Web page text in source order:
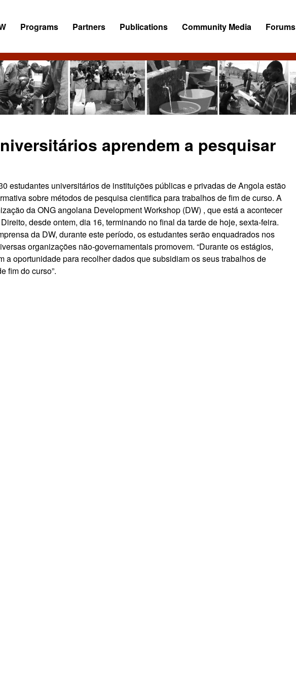
Programs Partners Publications Community Media Forums
aprendem a pesquisar
estudantes universitários de instituições públicas e privadas de Angola estão
sobre métodos de pesquisa cientifica para trabalhos de fim de curso. A
da ONG angolana Development Workshop (DW) , que está a acontecer
desde ontem, dia 16, terminando no final da tarde de hoje, sexta-feira.
da DW, durante este período, os estudantes serão enquadrados nos
organizações não-governamentais promovem. “Durante os estágios,
a oportunidade para recolher dados que subsidiam os seus trabalhos de
fim do curso”.